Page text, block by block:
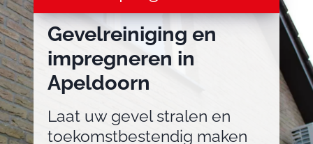
Gevelreiniging en
impregneren in
Apeldoorn
Laat uw gevel stralen en
toekomstbestendig maken